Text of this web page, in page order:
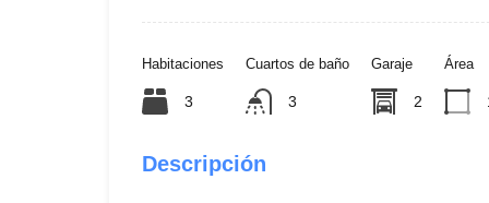
Habitaciones
3
Cuartos de baño
3
Garaje
2
Área
Descripción